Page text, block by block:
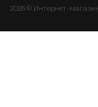
2026 © Интернет-